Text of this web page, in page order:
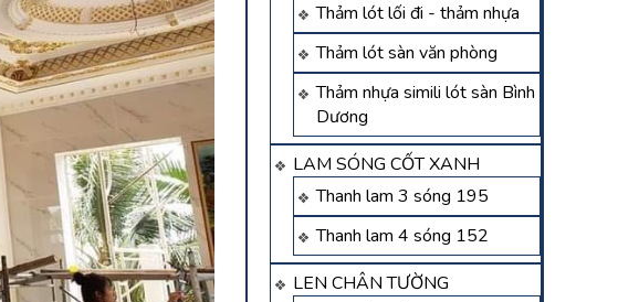
Thảm lót lối đi - thảm nhựa
Thảm lót sàn văn phòng
Thảm nhựa simili lót sàn Bình
Dương
LAM SÓNG CỐT XANH
Thanh lam 3 sóng 195
Thanh lam 4 sóng 152
LEN CHÂN TƯỜNG